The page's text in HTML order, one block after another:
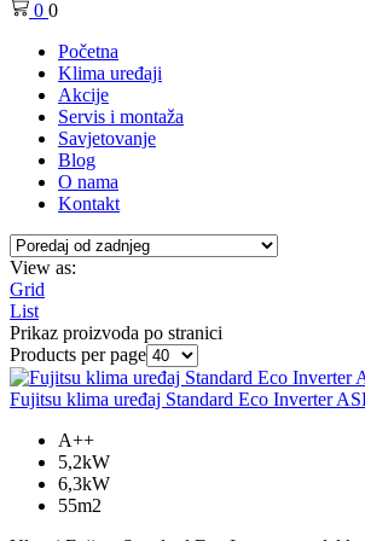
0 0
Početna
Klima uređaji
Akcije
Servis i montaža
Savjetovanje
Blog
O nama
Kontakt
View as:
Grid
List
Prikaz proizvoda po stranici
Products per page
Fujitsu klima uređaj Standard Eco Inverter
A++
5,2kW
6,3kW
55m2